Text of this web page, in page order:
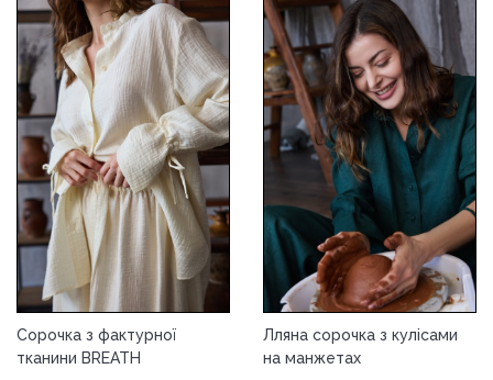
Сорочка з фактурної
тканини BREATH
Лляна сорочка з кулісами
на манжетах